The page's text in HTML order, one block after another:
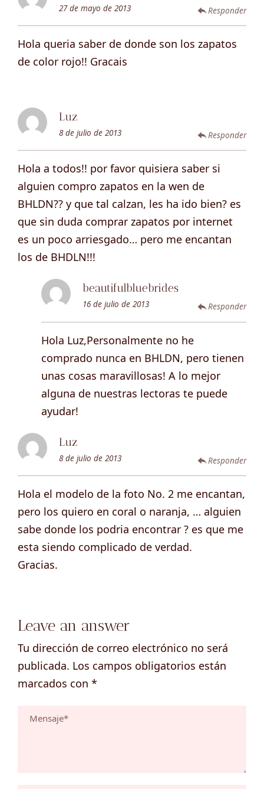
27 de mayo de 2013 Responder
Hola queria saber de donde son los zapatos
de color rojo!! Gracais
Luz
8 de julio de 2013 Responder
Hola a todos!! por favor quisiera saber si
alguien compro zapatos en la wen de
BHLDN?? y que tal calzan, les ha ido bien? es
que sin duda comprar zapatos por internet
es un poco arriesgado… pero me encantan
los de BHDLN!!!
beautifulbluebrides
16 de julio de 2013 Responder
Hola Luz,Personalmente no he
comprado nunca en BHLDN, pero tienen
unas cosas maravillosas! A lo mejor
alguna de nuestras lectoras te puede
ayudar!
Luz
8 de julio de 2013 Responder
Hola el modelo de la foto No. 2 me encantan,
pero los quiero en coral o naranja, … alguien
sabe donde los podria encontrar ? es que me
esta siendo complicado de verdad.
Gracias.
Leave an answer
Tu dirección de correo electrónico no será
publicada. Los campos obligatorios están
marcados con *